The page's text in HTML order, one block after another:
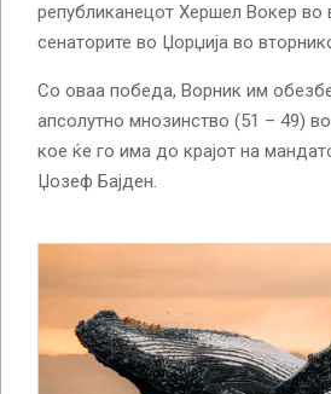
републиканецот Хершел Вокер во
сенаторите во Џорџија во
Со оваа победа, Ворник им
апсолутно мнозинство (51 – 49)
кое ќе го има до крајот на
Џозеф Бајден.